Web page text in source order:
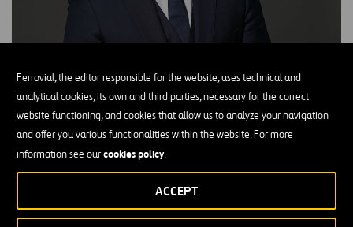
Ferrovial, the editor responsible for the website, uses technical and
analytical cookies, its own and third parties, necessary for the correct
website functioning, and cookies that allow us to analyze your navigation
and offer you various functionalities within the website. For more
information see ourcookies policy.
ACCEPT